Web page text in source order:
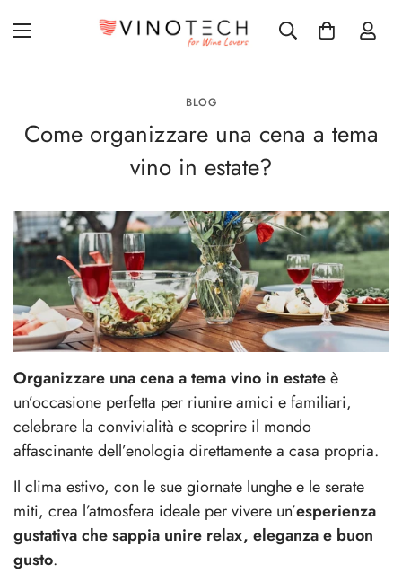
BLOG
Come organizzare una cena a tema
vino in estate?
Organizzare una cena a tema vino in estateè
un’occasione perfetta per riunire amici e familiari,
celebrare la convivialità e scoprire il mondo
affascinante dell’enologia direttamente a casa propria.
Il clima estivo, con le sue giornate lunghe e le serate
miti, crea l’atmosfera ideale per vivere un’esperienza
gustativa che sappia unire relax, eleganza e buon
gusto.